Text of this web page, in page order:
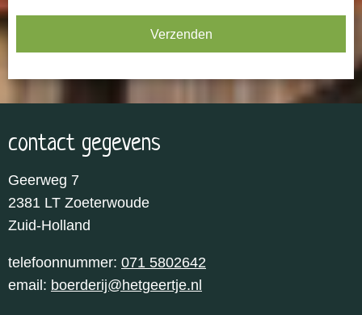
contact gegevens
Geerweg 7
2381 LT Zoeterwoude
Zuid-Holland
telefoonnummer: 071 5802642
email: boerderij@hetgeertje.nl